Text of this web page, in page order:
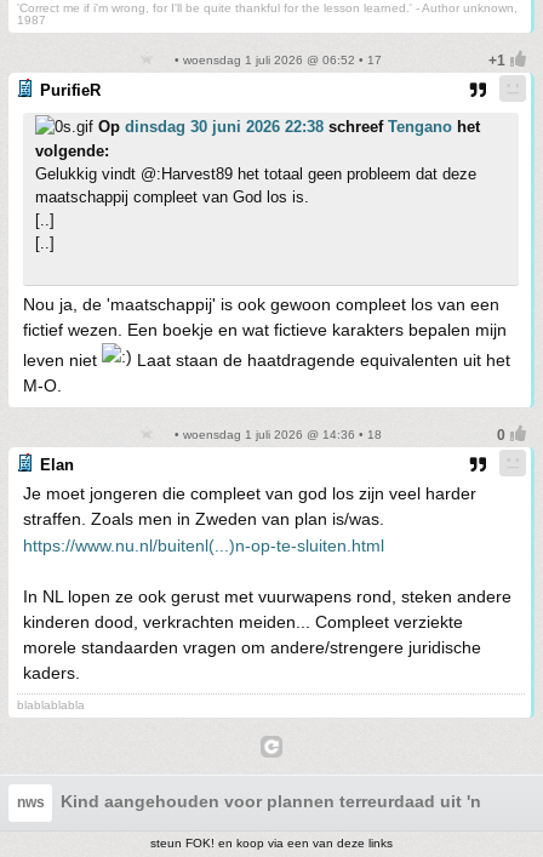
'Correct me if i'm wrong, for I'll be quite thankful for the lesson learned.' - Author unknown,
1987
• woensdag 1 juli 2026 @ 06:52 • 17
PurifieR
Op dinsdag 30 juni 2026 22:38 schreef Tengano het
volgende:
Gelukkig vindt @:Harvest89 het totaal geen probleem dat deze
maatschappij compleet van God los is.
[..]
[..]
Nou ja, de 'maatschappij' is ook gewoon compleet los van een
fictief wezen. Een boekje en wat fictieve karakters bepalen mijn
leven niet
Laat staan de haatdragende equivalenten uit het
M-O.
• woensdag 1 juli 2026 @ 14:36 • 18
Elan
Je moet jongeren die compleet van god los zijn veel harder
straffen. Zoals men in Zweden van plan is/was.
https://www.nu.nl/buitenl(...)n-op-te-sluiten.html
In NL lopen ze ook gerust met vuurwapens rond, steken andere
kinderen dood, verkrachten meiden... Compleet verziekte
morele standaarden vragen om andere/strengere juridische
kaders.
blablablabla
nws Kind aangehouden voor plannen terreurdaad uit
steun FOK! en koop via een van deze links